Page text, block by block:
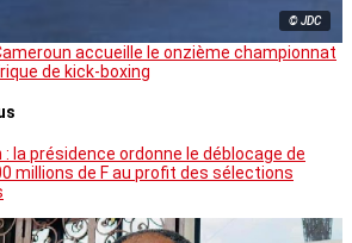
© JDC
accueille le onzième championnat
de kick-boxing
: la présidence ordonne le déblocage de
millions de F au profit des sélections